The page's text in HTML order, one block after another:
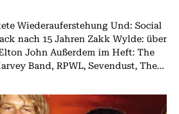
Und: Social
Jahren Zakk Wylde: über
im Heft: The
Band, RPWL, Sevendust, The...